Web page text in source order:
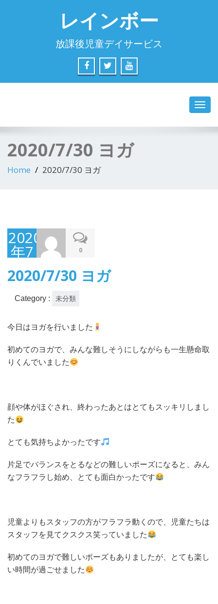
レインボー
放課後児童デイサービス
2020/7/30 ヨガ
Home 2020/7/30 ヨガ
2020
年7
月
30
日
0
2020/7/30 ヨガ
Category : 未分類
今日はヨガを行いました
初めてのヨガで、みんな難しそうにしながらも一生懸命取
りくんでいました
顔や体がほぐされ、終わったあとはとてもスッキリしまし
た
とても気持ちよかったです
片足でバランスをとるなどの難しいポーズになると、みん
なフラフラし始め、とても面白かったです
児童よりもスタッフの方がフラフラ動くので、児童たちは
スタッフを見てクスクス笑っていました
初めてのヨガで難しいポーズもありましたが、とても楽し
い時間が過ごせました